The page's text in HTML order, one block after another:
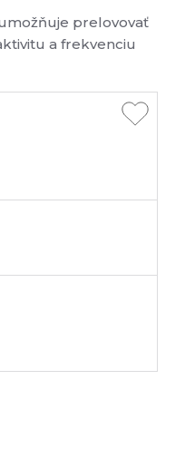
prelovovať
a frekvenciu